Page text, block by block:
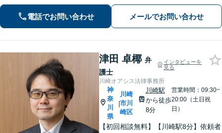
電話でお問い合わせ メールでお問い合わせ
津田 卓椰 弁
護士
インタビューを
見る
川崎オアシス法律事務所
神
奈
川
県
|
川崎
市川
崎区
川崎駅
から徒歩
8分
営業時間：09:30~
20:00（土日祝
日）
【初回相談無料】【川崎駅8分】依頼者